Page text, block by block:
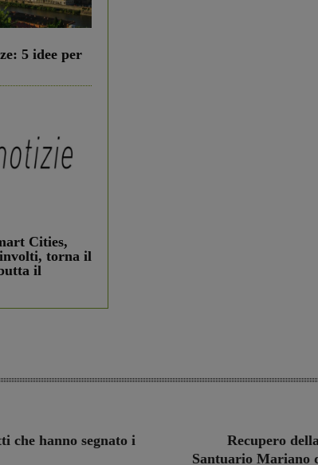
5 idee per
Cities,
torna il
il
che hanno segnato i
Recupero
Santuario Mariano